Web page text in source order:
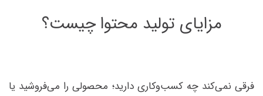
مزایای تولید محتوا چیست؟
فرقی نمی‌کند چه کسب‌وکاری دارید؛ محصولی را می‌فروشید یا